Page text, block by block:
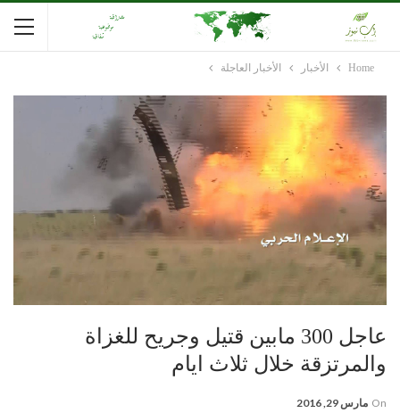
Home الأخبار الأخبار العاجلة
عاجل 300 مابين قتيل وجريح للغزاة
والمرتزقة خلال ثلاث ايام
On مارس 29, 2016